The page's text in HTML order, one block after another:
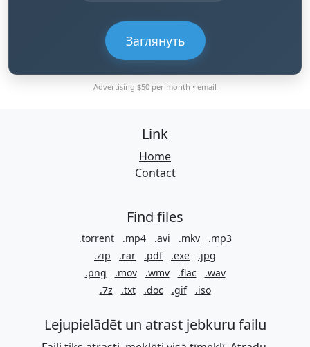
Заглянуть
Advertising $50 per month • email
Link
Home
Contact
Find files
.torrent .mp4 .avi .mkv
.mp3
.zip
.rar .pdf .exe
.jpg
.png
.mov .wmv .flac
.wav
.7z
.txt .doc .gif .iso
Lejupielādēt un atrast jebkuru failu